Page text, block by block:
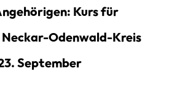
Kurs für
Neckar-Odenwald-Kreis
September